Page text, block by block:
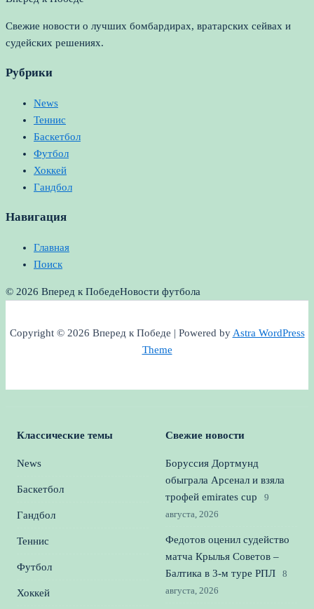
Свежие новости о лучших бомбардирах, вратарских сейвах и
судейских решениях.
Рубрики
News
Теннис
Баскетбол
Футбол
Хоккей
Гандбол
Навигация
Главная
Поиск
© 2026 Вперед к ПобедеНовости футбола
Copyright © 2026 Вперед к Победе | Powered byAstra WordPress
Theme
Классические темы
News
Баскетбол
Гандбол
Теннис
Футбол
Хоккей
Свежие новости
Боруссия Дортмунд
обыграла Арсенал и взяла
трофей emirates cup
9
августа, 2026
Федотов оценил судейство
матча Крылья Советов –
Балтика в 3‑м туре РПЛ
8
августа, 2026